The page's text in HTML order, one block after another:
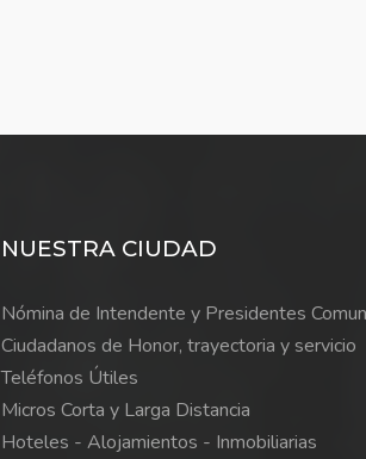
NUESTRA CIUDAD
Nómina de Intendente y Presidentes
Ciudadanos de Honor, trayectoria y servicio
Teléfonos Útiles
Micros Corta y Larga Distancia
Hoteles - Alojamientos - Inmobiliarias